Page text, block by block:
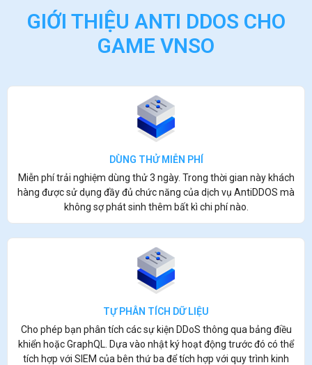
GIỚI THIỆU ANTI DDOS CHO
GAME VNSO
DÙNG THỬ MIỄN PHÍ
Miễn phí trải nghiệm dùng thử 3 ngày. Trong thời gian này khách
hàng được sử dụng đầy đủ chức năng của dịch vụ AntiDDOS mà
không sợ phát sinh thêm bất kì chi phí nào.
TỰ PHÂN TÍCH DỮ LIỆU
Cho phép bạn phân tích các sự kiện DDoS thông qua bảng điều
khiển hoặc GraphQL. Dựa vào nhật ký hoạt động trước đó có thể
tích hợp với SIEM của bên thứ ba để tích hợp với quy trình kinh